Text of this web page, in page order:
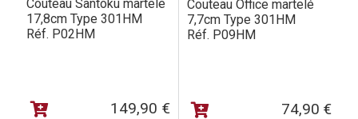
Couteau Santoku martelé
17,8cm Type 301HM
Réf. P02HM
149,90 €
Couteau Office martelé
7,7cm Type 301HM
Réf. P09HM
74,90 €